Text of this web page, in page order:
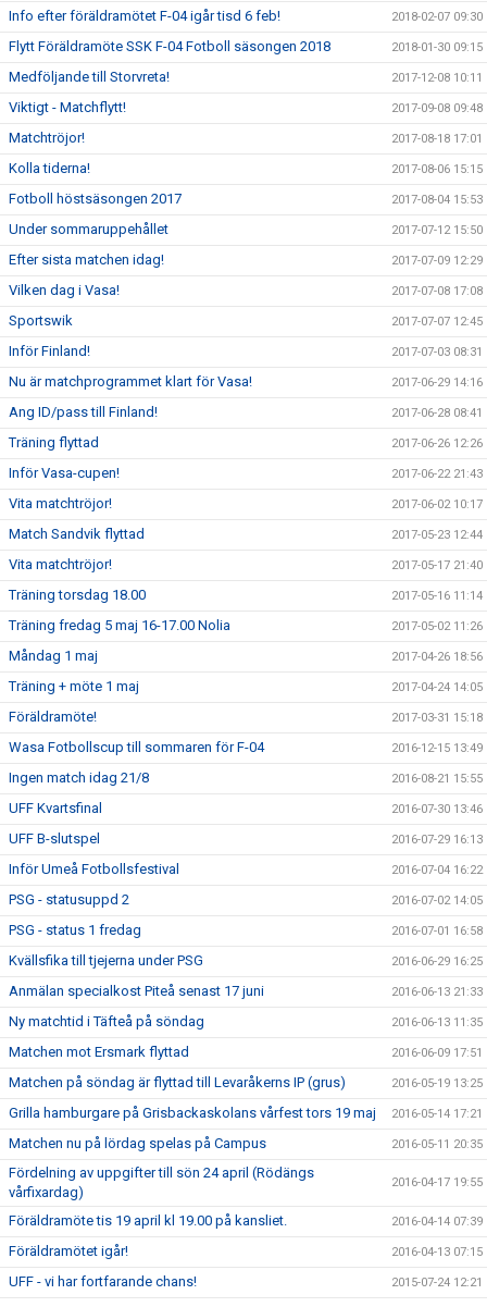
Info efter föräldramötet F-04 igår tisd 6 feb! 2018-02-07 09:30
Flytt Föräldramöte SSK F-04 Fotboll säsongen 2018 2018-01-30 09:15
Medföljande till Storvreta! 2017-12-08 10:11
Viktigt - Matchflytt! 2017-09-08 09:48
Matchtröjor! 2017-08-18 17:01
Kolla tiderna! 2017-08-06 15:15
Fotboll höstsäsongen 2017 2017-08-04 15:53
Under sommaruppehållet 2017-07-12 15:50
Efter sista matchen idag! 2017-07-09 12:29
Vilken dag i Vasa! 2017-07-08 17:08
Sportswik 2017-07-07 12:45
Inför Finland! 2017-07-03 08:31
Nu är matchprogrammet klart för Vasa! 2017-06-29 14:16
Ang ID/pass till Finland! 2017-06-28 08:41
Träning flyttad 2017-06-26 12:26
Inför Vasa-cupen! 2017-06-22 21:43
Vita matchtröjor! 2017-06-02 10:17
Match Sandvik flyttad 2017-05-23 12:44
Vita matchtröjor! 2017-05-17 21:40
Träning torsdag 18.00 2017-05-16 11:14
Träning fredag 5 maj 16-17.00 Nolia 2017-05-02 11:26
Måndag 1 maj 2017-04-26 18:56
Träning + möte 1 maj 2017-04-24 14:05
Föräldramöte! 2017-03-31 15:18
Wasa Fotbollscup till sommaren för F-04 2016-12-15 13:49
Ingen match idag 21/8 2016-08-21 15:55
UFF Kvartsfinal 2016-07-30 13:46
UFF B-slutspel 2016-07-29 16:13
Inför Umeå Fotbollsfestival 2016-07-04 16:22
PSG - statusuppd 2 2016-07-02 14:05
PSG - status 1 fredag 2016-07-01 16:58
Kvällsfika till tjejerna under PSG 2016-06-29 16:25
Anmälan specialkost Piteå senast 17 juni 2016-06-13 21:33
Ny matchtid i Täfteå på söndag 2016-06-13 11:35
Matchen mot Ersmark flyttad 2016-06-09 17:51
Matchen på söndag är flyttad till Levaråkerns IP (grus) 2016-05-19 13:25
Grilla hamburgare på Grisbackaskolans vårfest tors 19 maj 2016-05-14 17:21
Matchen nu på lördag spelas på Campus 2016-05-11 20:35
Fördelning av uppgifter till sön 24 april (Rödängs
vårfixardag)
2016-04-17 19:55
Föräldramöte tis 19 april kl 19.00 på kansliet. 2016-04-14 07:39
Föräldramötet igår! 2016-04-13 07:15
UFF - vi har fortfarande chans! 2015-07-24 12:21